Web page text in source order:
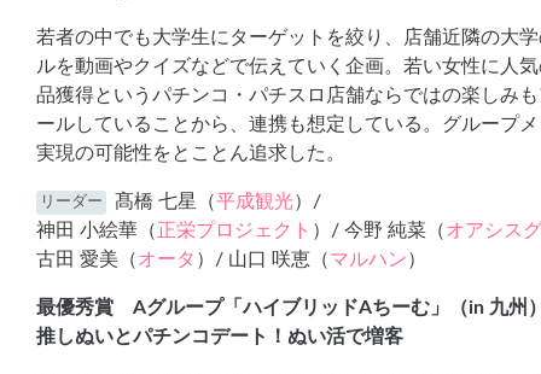
若者の中でも大学生にターゲットを絞り、店舗近隣の大
ルを動画やクイズなどで伝えていく企画。若い女性に人
品獲得というパチンコ・パチスロ店舗ならではの楽しみ
ールしていることから、連携も想定している。グループ
実現の可能性をとことん追求した。
リーダー 髙橋 七星（平成観光）/
神田 小絵華（ 正栄プロジェクト ）/ 今野 純菜（オアシス
古田 愛美（オータ ）/ 山口 咲恵（マルハン）
最優秀賞 Aグループ「ハイブリッドAちーむ」（in 九州
推しぬいとパチンコデート！ぬい活で増客